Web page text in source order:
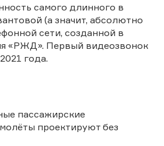
самого длинного в
(а значит, абсолютно
сети, созданной в
«РЖД». Первый видеозвонок
года.
пассажирские
проектируют без